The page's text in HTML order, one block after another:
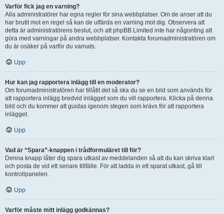
Varför fick jag en varning?
Alla administratörer har egna regler för sina webbplatser. Om de anser att du
har brutit mot en regel så kan de utfärda en varning mot dig. Observera att
detta är administratörens beslut, och att phpBB Limited inte har någonting att
göra med varningar på andra webbplatser. Kontakta forumadministratören om
du är osäker på varför du varnats.
Upp
Hur kan jag rapportera inlägg till en moderator?
Om forumadministratören har tillåtit det så ska du se en bild som används för
att rapportera inlägg bredvid inlägget som du vill rapportera. Klicka på denna
bild och du kommer att guidas igenom stegen som krävs för att rapportera
inlägget.
Upp
Vad är “Spara”-knappen i trådformuläret till för?
Denna knapp låter dig spara utkast av meddelanden så att du kan skriva klart
och posta de vid ett senare tillfälle. För att ladda in ett sparat utkast, gå till
kontrollpanelen.
Upp
Varför måste mitt inlägg godkännas?